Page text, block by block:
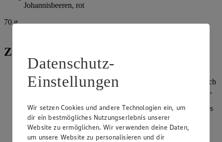
Johannisbeeren, rot
70g
Zubereitung
Salz in eine Rührschüssel geben. Hefe in die lauwarme Milch
hineinbröckeln, 1 EL Zucker darüber streuen und verrühren,
Butter zum Mehlgemisch geben und mit dem Knethaken des
Handrührers 3 Minuten verkneten. Teig mit einem
Küchentuch abdecken und an einem warmen Ort ca. 35
Minuten gehen lassen.
Datenschutz-
Einstellungen
Wir setzen Cookies und andere Technologien ein, um
dir ein bestmögliches Nutzungserlebnis unserer
Website zu ermöglichen. Wir verwenden deine Daten,
um unsere Website zu personalisieren und dir